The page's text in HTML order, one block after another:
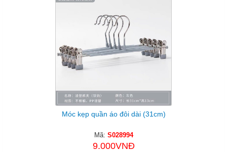
Móc kẹp quần áo đôi dài (31cm)
Mã: S028994
9.000VNĐ